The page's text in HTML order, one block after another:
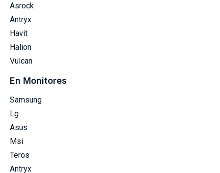
Asrock
Antryx
Havit
Halion
Vulcan
En Monitores
Samsung
Lg
Asus
Msi
Teros
Antryx